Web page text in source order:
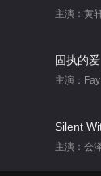
固执的爱